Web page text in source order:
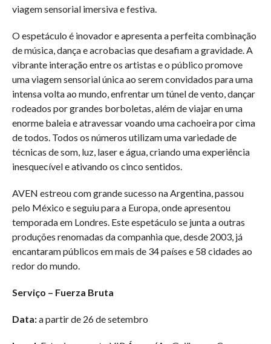
viagem sensorial imersiva e festiva.
O espetáculo é inovador e apresenta a perfeita combinação
de música, dança e acrobacias que desafiam a gravidade. A
vibrante interação entre os artistas e o público promove
uma viagem sensorial única ao serem convidados para uma
intensa volta ao mundo, enfrentar um túnel de vento, dançar
rodeados por grandes borboletas, além de viajar en uma
enorme baleia e atravessar voando uma cachoeira por cima
de todos. Todos os números utilizam uma variedade de
técnicas de som, luz, laser e água, criando uma experiência
inesquecível e ativando os cinco sentidos.
AVEN estreou com grande sucesso na Argentina, passou
pelo México e seguiu para a Europa, onde apresentou
temporada em Londres. Este espetáculo se junta a outras
produções renomadas da companhia que, desde 2003, já
encantaram públicos em mais de 34 países e 58 cidades ao
redor do mundo.
Serviço – Fuerza Bruta
Data:a partir de 26 de setembro